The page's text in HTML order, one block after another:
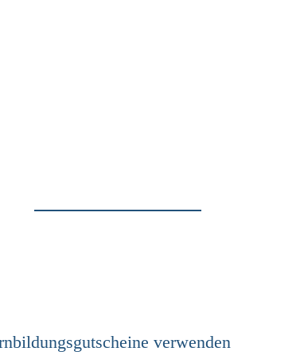
verwenden